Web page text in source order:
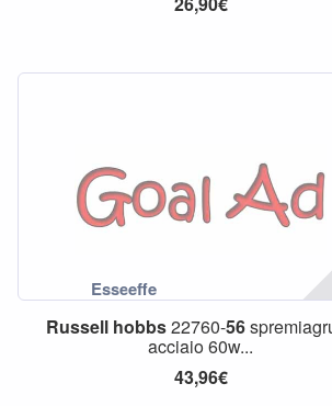
Russell hobbs22760-56
acciaio 60w...
43,96€